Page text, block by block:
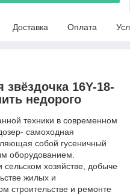
Доставка Оплата
16Y-18-
недорого
техники в современном
самоходная
собой гусеничный
оборудованием.
хозяйстве, добыче
жилых и
строительстве и ремонте